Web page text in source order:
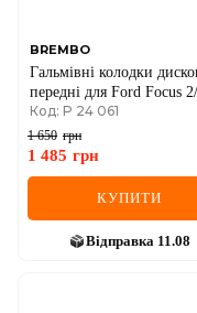
BREMBO
Гальмівні колодки
передні для Ford Focus
Mazda 3, Volvo S40/V50
Код: P 24 061
1 650 грн
1 485 грн
КУПИТИ
Відправка 11.08